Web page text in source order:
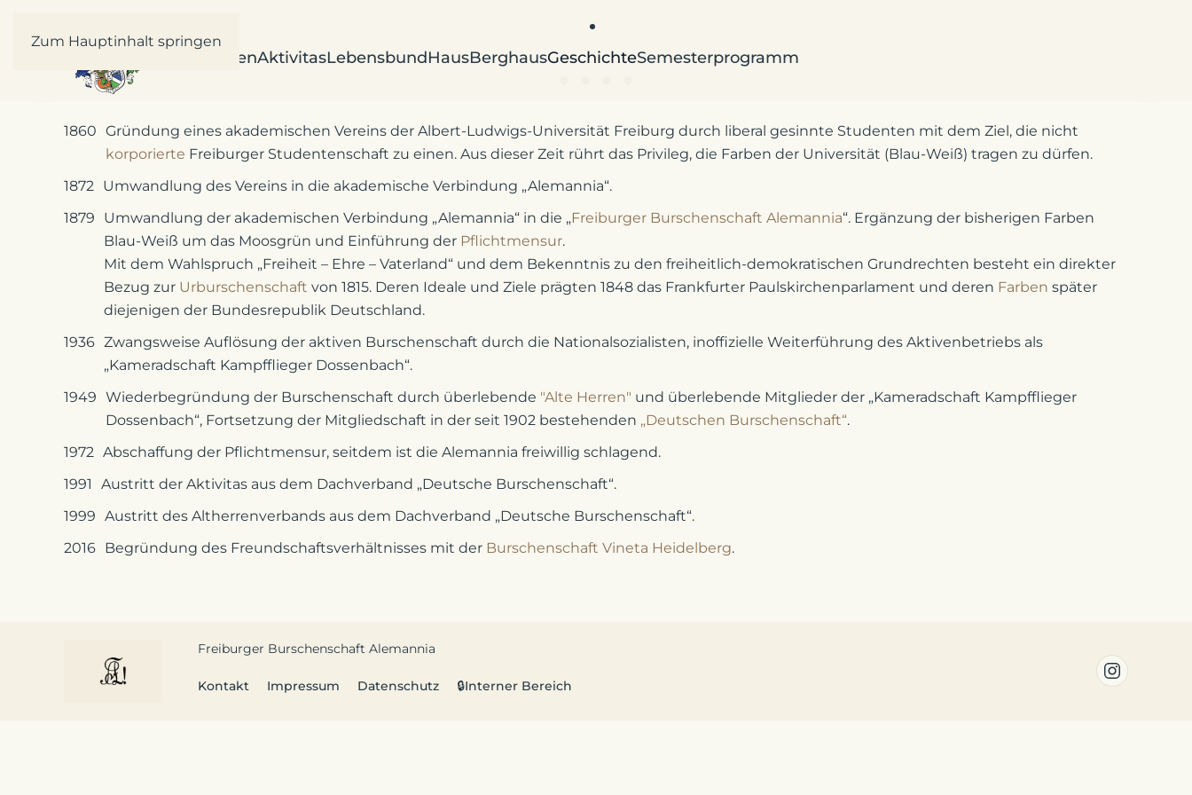
Zum Hauptinhalt springen
WillkommenAktivitasLebensbundHausBerghausGeschichteSemesterprogramm
1860 Gründung eines akademischen Vereins der Albert-Ludwigs-Universität Freiburg durch liberal gesinnte Studenten mit dem Ziel, die nicht
korporierte Freiburger Studentenschaft zu einen. Aus dieser Zeit rührt das Privileg, die Farben der Universität (Blau-Weiß) tragen zu dürfen.
1872 Umwandlung des Vereins in die akademische Verbindung „Alemannia“.
1879
Umwandlung der akademischen Verbindung „Alemannia“ in die „Freiburger Burschenschaft Alemannia“. Ergänzung der bisherigen Farben
Blau-Weiß um das Moosgrün und Einführung der Pflichtmensur.
Mit dem Wahlspruch „Freiheit – Ehre – Vaterland“ und dem Bekenntnis zu den freiheitlich-demokratischen Grundrechten besteht ein direkter
Bezug zur Urburschenschaft von 1815. Deren Ideale und Ziele prägten 1848 das Frankfurter Paulskirchenparlament und deren Farben später
diejenigen der Bundesrepublik Deutschland.
1936 Zwangsweise Auflösung der aktiven Burschenschaft durch die Nationalsozialisten, inoffizielle Weiterführung des Aktivenbetriebs als
„Kameradschaft Kampfflieger Dossenbach“.
1949 Wiederbegründung der Burschenschaft durch überlebende "Alte Herren" und überlebende Mitglieder der „Kameradschaft Kampfflieger
Dossenbach“, Fortsetzung der Mitgliedschaft in der seit 1902 bestehenden „Deutschen Burschenschaft“.
1972 Abschaffung der Pflichtmensur, seitdem ist die Alemannia freiwillig schlagend.
1991
Austritt der Aktivitas aus dem Dachverband „Deutsche Burschenschaft“.
1999 Austritt des Altherrenverbands aus dem Dachverband „Deutsche Burschenschaft“.
2016 Begründung des Freundschaftsverhältnisses mit der Burschenschaft Vineta Heidelberg.
Freiburger Burschenschaft Alemannia
Kontakt Impressum Datenschutz 🔒Interner Bereich